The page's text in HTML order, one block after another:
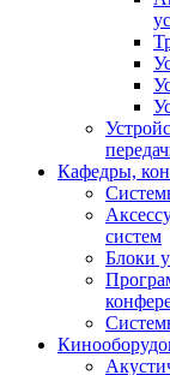
Кафедры,
систем
Блоки